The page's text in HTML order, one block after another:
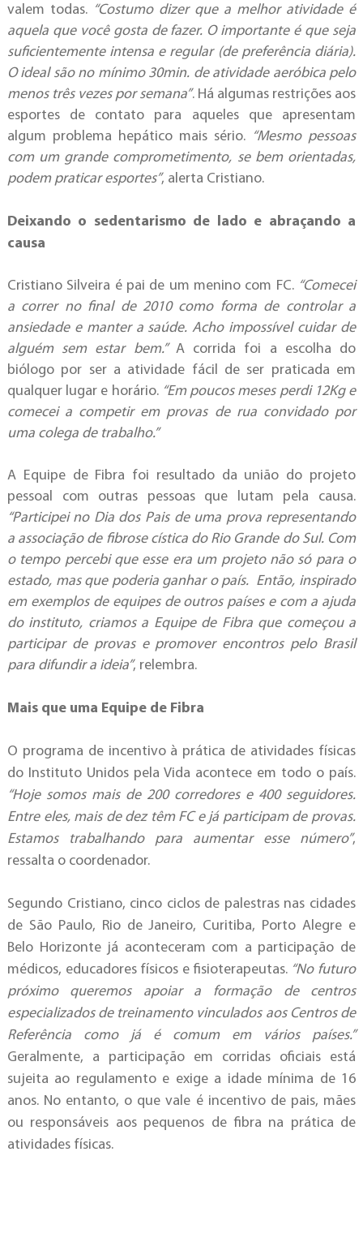
valem todas. “Costumo dizer que a melhor atividade é
aquela que você gosta de fazer. O importante é que seja
suficientemente intensa e regular (de preferência diária).
O ideal são no mínimo 30min. de atividade aeróbica pelo
menos três vezes por semana”. Há algumas restrições aos
esportes de contato para aqueles que apresentam
algum problema hepático mais sério. “Mesmo pessoas
com um grande comprometimento, se bem orientadas,
podem praticar esportes”, alerta Cristiano.
Deixando o sedentarismo de lado e abraçando a
causa
Cristiano Silveira é pai de um menino com FC. “Comecei
a correr no final de 2010 como forma de controlar a
ansiedade e manter a saúde. Acho impossível cuidar de
alguém sem estar bem.”A corrida foi a escolha do
biólogo por ser a atividade fácil de ser praticada em
qualquer lugar e horário. “Em poucos meses perdi 12Kg e
comecei a competir em provas de rua convidado por
uma colega de trabalho.”
A Equipe de Fibra foi resultado da união do projeto
pessoal com outras pessoas que lutam pela causa.
“Participei no Dia dos Pais de uma prova representando
a associação de fibrose cística do Rio Grande do Sul. Com
o tempo percebi que esse era um projeto não só para o
estado, mas que poderia ganhar o país. Então, inspirado
em exemplos de equipes de outros países e com a ajuda
do instituto, criamos a Equipe de Fibra que começou a
participar de provas e promover encontros pelo Brasil
para difundir a ideia”, relembra.
Mais que uma Equipe de Fibra
O programa de incentivo à prática de atividades físicas
do Instituto Unidos pela Vida acontece em todo o país.
“Hoje somos mais de 200 corredores e 400 seguidores.
Entre eles, mais de dez têm FC e já participam de provas.
Estamos trabalhando para aumentar esse número”,
ressalta o coordenador.
Segundo Cristiano, cinco ciclos de palestras nas cidades
de São Paulo, Rio de Janeiro, Curitiba, Porto Alegre e
Belo Horizonte já aconteceram com a participação de
médicos, educadores físicos e fisioterapeutas. “No futuro
próximo queremos apoiar a formação de centros
especializados de treinamento vinculados aos Centros de
Referência como já é comum em vários países.”
Geralmente, a participação em corridas oficiais está
sujeita ao regulamento e exige a idade mínima de 16
anos. No entanto, o que vale é incentivo de pais, mães
ou responsáveis aos pequenos de fibra na prática de
atividades físicas.